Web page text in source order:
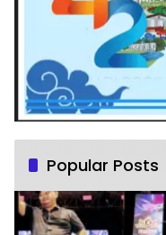
Popular Posts